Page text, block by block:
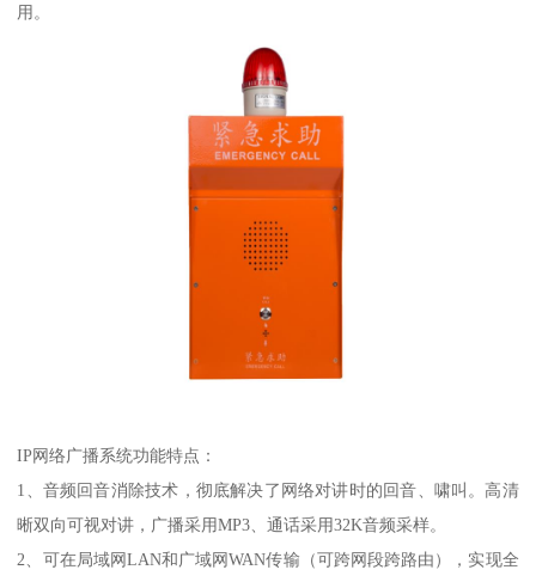
用。
IP网络广播系统功能特点：
1、音频回音消除技术，彻底解决了网络对讲时的回音、啸叫。高清
晰双向可视对讲，广播采用MP3、通话采用32K音频采样。
2、可在局域网LAN和广域网WAN传输（可跨网段跨路由），实现全